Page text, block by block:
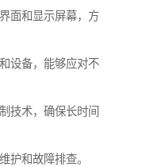
面和显示屏幕，方
设备，能够应对不
技术，确保长时间
护和故障排查。